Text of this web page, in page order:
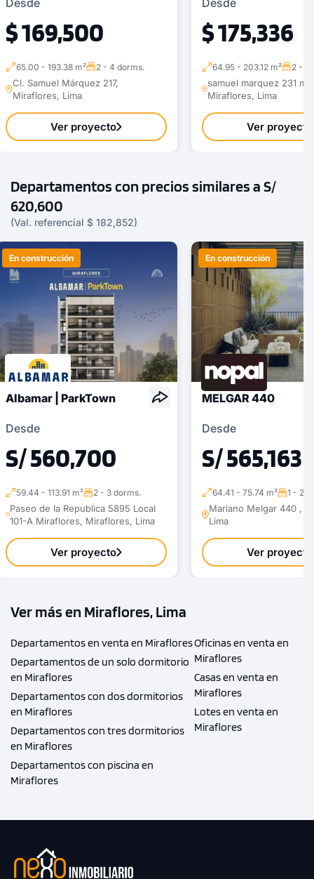
$ 169,500
65.00 - 193.38 m² 2 - 4 dorms.
Cl. Samuel Márquez 217,
Miraflores, Lima
Ver proyecto
$ 175,336
64.95 - 203.12 m² 2 - 3
samuel marquez 231
Miraflores, Lima
Ver proyecto
Departamentos con precios similares a S/
620,600
(Val. referencial $ 182,852)
En construcción
Albamar | ParkTown
Desde
S/ 560,700
59.44 - 113.91 m² 2 - 3 dorms.
Paseo de la Republica 5895 Local
101-A Miraflores, Miraflores, Lima
Ver proyecto
En construcción
MELGAR 440
Desde
S/ 565,163
64.41 - 75.74 m² 1 - 2
Mariano Melgar 440 ,
Lima
Ver proyecto
Ver más en Miraflores, Lima
Departamentos en venta en Miraflores
Departamentos de un solo dormitorio
en Miraflores
Departamentos con dos dormitorios
en Miraflores
Departamentos con tres dormitorios
en Miraflores
Departamentos con piscina en
Miraflores
Oficinas en venta en
Miraflores
Casas en venta en
Miraflores
Lotes en venta en
Miraflores